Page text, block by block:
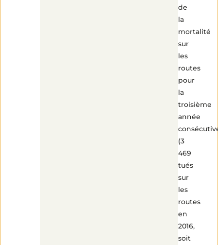
de
la
mortalité
sur
les
routes
pour
la
troisième
année
(3
469
tués
sur
les
routes
en
2016,
soit